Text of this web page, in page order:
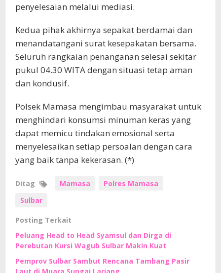
penyelesaian melalui mediasi.
Kedua pihak akhirnya sepakat berdamai dan
menandatangani surat kesepakatan bersama.
Seluruh rangkaian penanganan selesai sekitar
pukul 04.30 WITA dengan situasi tetap aman
dan kondusif.
Polsek Mamasa mengimbau masyarakat untuk
menghindari konsumsi minuman keras yang
dapat memicu tindakan emosional serta
menyelesaikan setiap persoalan dengan cara
yang baik tanpa kekerasan. (*)
Ditag Mamasa
Polres Mamasa
Sulbar
Posting Terkait
Peluang Head to Head Syamsul dan Dirga di
Perebutan Kursi Wagub Sulbar Makin Kuat
Pemprov Sulbar Sambut Rencana Tambang Pasir
Laut di Muara Sungai Lariang